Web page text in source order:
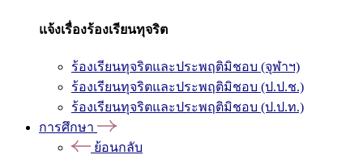
แจ้งเรื่องร้องเรียนทุจริต
ร้องเรียนทุจริตและประพฤติมิชอบ (จุฬาฯ)
ร้องเรียนทุจริตและประพฤติมิชอบ (ป.ป.ช.)
ร้องเรียนทุจริตและประพฤติมิชอบ (ป.ป.ท.)
การศึกษา
ย้อนกลับ